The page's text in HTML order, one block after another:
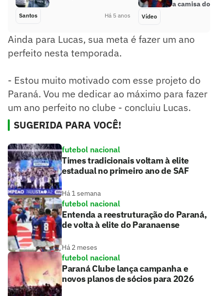
Santos Há 5 anos
a camisa do
Vídeo
Ainda para Lucas, sua meta é fazer um ano
perfeito nesta temporada.
- Estou muito motivado com esse projeto do
Paraná. Vou me dedicar ao máximo para fazer
um ano perfeito no clube - concluiu Lucas.
SUGERIDA PARA VOCÊ!
futebol nacional
Times tradicionais voltam à elite
estadual no primeiro ano de SAF
Há 1 semana
futebol nacional
Entenda a reestruturação do Paraná,
de volta à elite do Paranaense
Há 2 meses
futebol nacional
Paraná Clube lança campanha e
novos planos de sócios para 2026